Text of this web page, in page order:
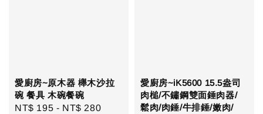
愛廚房~原木器 櫸木沙拉
碗 餐具 木碗餐碗
Regular
NT$ 195 - NT$ 280
愛廚房~iK5600 15.5盎司
肉槌/不鏽鋼雙面錘肉器/
鬆肉/肉錘/牛排錘/嫩肉/